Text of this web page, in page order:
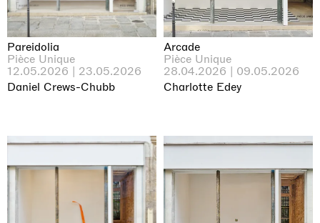
Pareidolia
Pièce Unique
12.05.2026 | 23.05.2026
Daniel Crews-Chubb
Arcade
Pièce Unique
28.04.2026 | 09.05.2026
Charlotte Edey